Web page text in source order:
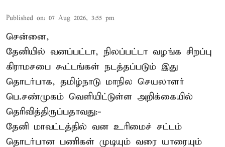
Published on: 07 Aug 2026, 3:55 pm
சென்னை,
தேனியில் வனப்பட்டா, நிலப்பட்டா வழங்க சிறப்பு
கிராமசபை கூட்டங்கள் நடத்தப்படும் இது
தொடர்பாக, தமிழ்நாடு மாநில செயலாளர்
பெ.சண்முகம் வெளியிட்டுள்ள அறிக்கையில்
தெரிவித்திருப்பதாவது:-
தேனி மாவட்டத்தில் வன உரிமைச் சட்டம்
தொடர்பான பணிகள் முடியும் வரை யாரையும்